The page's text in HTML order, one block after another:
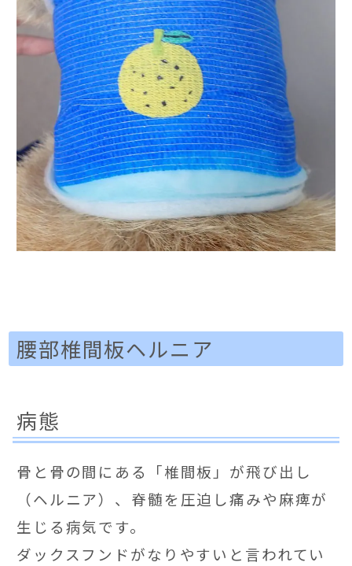
腰部椎間板ヘルニア
病態
骨と骨の間にある「椎間板」が飛び出し
（ヘルニア）、脊髄を圧迫し痛みや麻痺が
生じる病気です。
ダックスフンドがなりやすいと言われてい